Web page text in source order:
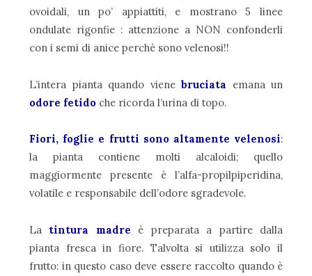
ovoidali, un po’ appiattiti, e mostrano 5 linee
ondulate rigonfie : attenzione a NON confonderli
con i semi di anice perchè sono velenosi!!
L’intera pianta quando viene bruciata emana un
odore fetido che ricorda l’urina di topo.
Fiori, foglie e frutti sono altamente velenosi:
la pianta contiene molti alcaloidi; quello
maggiormente presente è l’alfa-propilpiperidina,
volatile e responsabile dell’odore sgradevole.
La tintura madre è preparata a partire dalla
pianta fresca in fiore. Talvolta si utilizza solo il
frutto: in questo caso deve essere raccolto quando è